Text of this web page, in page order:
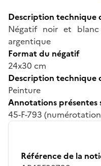
Description technique
Négatif noir et
argentique
Format du négatif
24x30 cm
Description technique
Peinture
Annotations présentes
45-F-793
Référence de la